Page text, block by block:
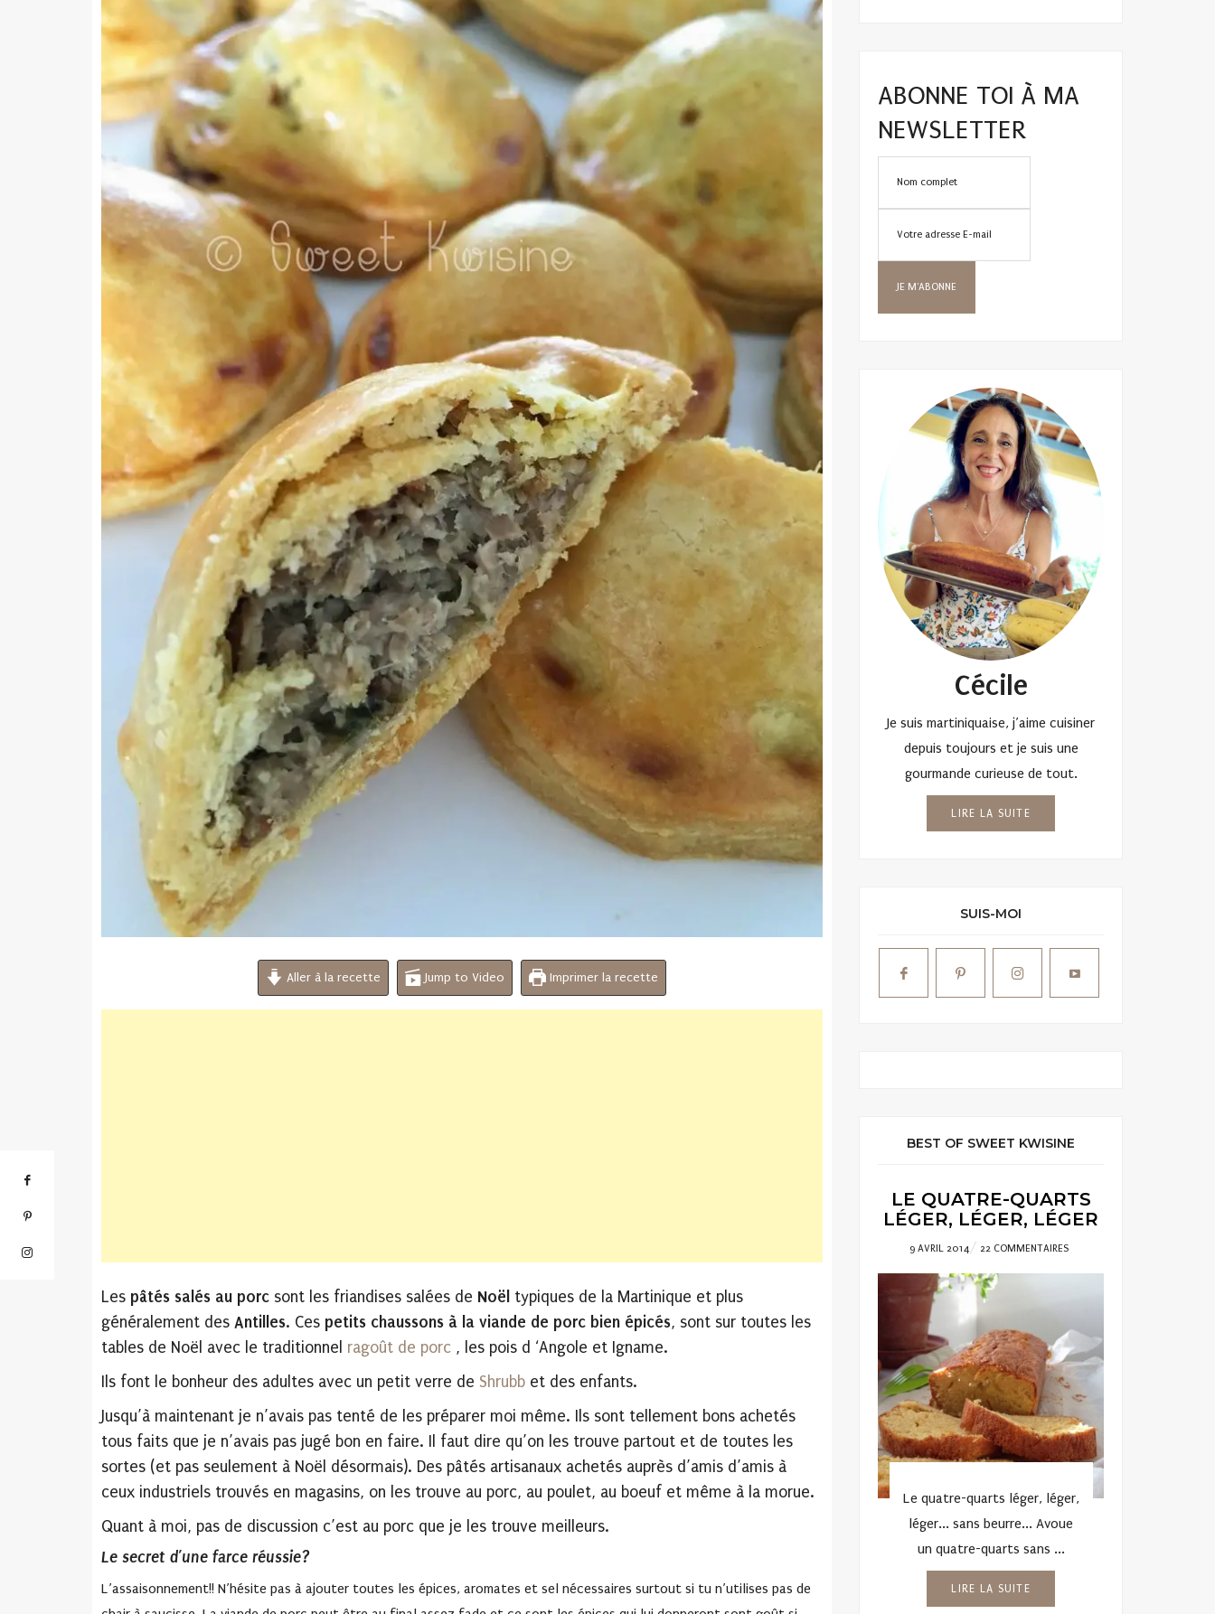
Aller à la recette Jump to Video Imprimer la recette
Les pâtés salés au porc sont les friandises salées de Noël typiques de la Martinique et plus
généralement des Antilles. Ces petits chaussons à la viande de porc bien épicés, sont sur toutes les
tables de Noël avec le traditionnel ragoût de porc , les pois d ‘Angole et Igname.
Ils font le bonheur des adultes avec un petit verre de Shrubb et des enfants.
Jusqu’à maintenant je n’avais pas tenté de les préparer moi même. Ils sont tellement bons achetés
tous faits que je n’avais pas jugé bon en faire. Il faut dire qu’on les trouve partout et de toutes les
sortes (et pas seulement à Noël désormais). Des pâtés artisanaux achetés auprès d’amis d’amis à
ceux industriels trouvés en magasins, on les trouve au porc, au poulet, au boeuf et même à la morue.
Quant à moi, pas de discussion c’est au porc que je les trouve meilleurs.
Le secret d’une farce réussie?
L’assaisonnement!! N’hésite pas à ajouter toutes les épices, aromates et sel nécessaires surtout si tu n’utilises pas de
ABONNE TOI À MA
NEWSLETTER
Cécile
Je suis martiniquaise, j’aime cuisiner
depuis toujours et je suis une
gourmande curieuse de tout.
LIRE LA SUITE
SUIS-MOI
BEST OF SWEET KWISINE
LE QUATRE-QUARTS
LÉGER, LÉGER, LÉGER
POSTED
9 AVRIL 2014 22 COMMENTAIRES
Le quatre-quarts léger, léger,
léger... sans beurre... Avoue
un quatre-quarts sans ...
LIRE LA SUITE